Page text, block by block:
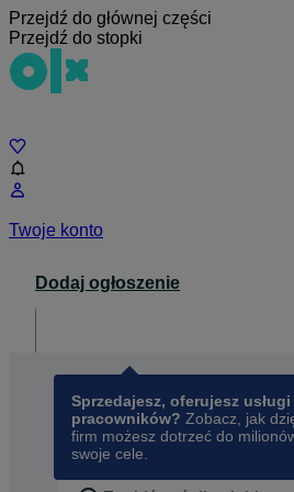
Przejdź do głównej części
Przejdź do stopki
Twoje konto
Dodaj ogłoszenie
Sprzedajesz, oferujesz
pracowników? Zobacz, jak
firm możesz dotrzeć do
swoje cele.